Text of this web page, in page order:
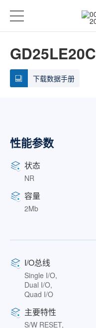
GD25LE20C
下载数据手册
性能参数
状态
NR
容量
2Mb
I/O总线
Single I/O,
Dual I/O,
Quad I/O
主要特性
S/W RESET,